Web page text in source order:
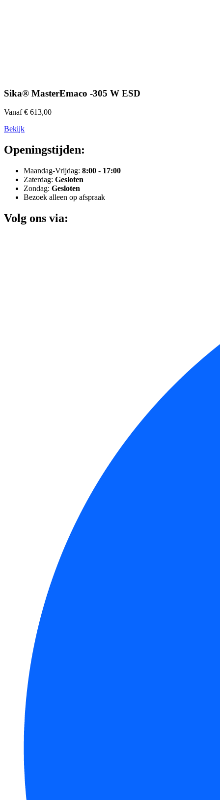
Sika® MasterEmaco -305 W ESD
Vanaf € 613,00
Bekijk
Openingstijden:
Maandag-Vrijdag: 8:00 - 17:00
Zaterdag: Gesloten
Zondag: Gesloten
Bezoek alleen op afspraak
Volg ons via: